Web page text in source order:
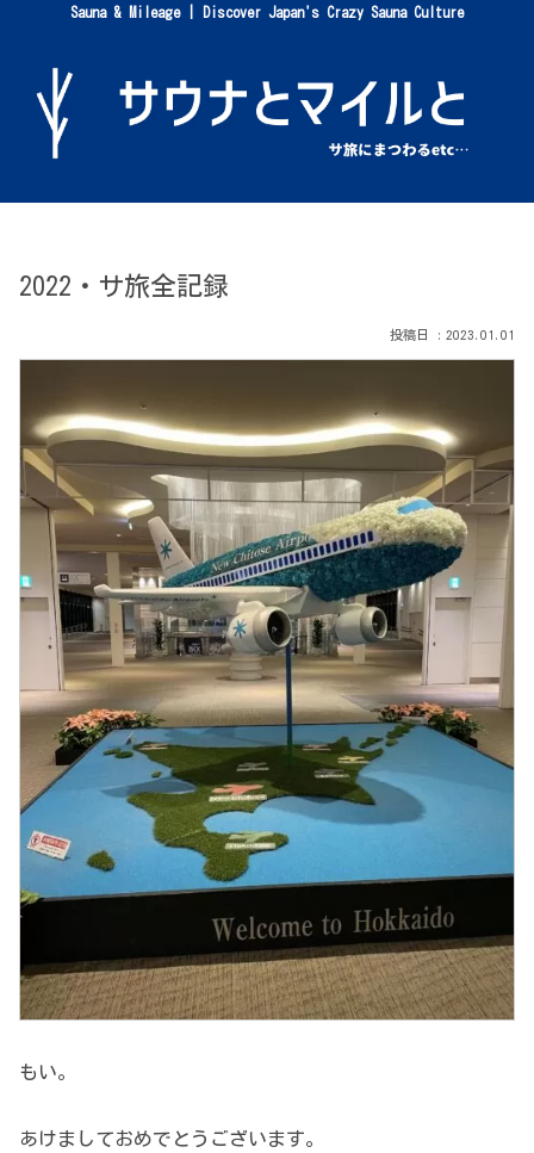
Sauna & Mileage | Discover Japan's Crazy Sauna Culture
2022・サ旅全記録
2023.01.01
もい。
あけましておめでとうございます。